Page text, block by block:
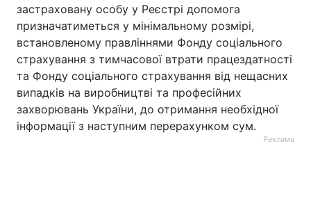
застраховану особу у Реєстрі допомога
призначатиметься у мінімальному розмірі,
встановленому правліннями Фонду соціального
страхування з тимчасової втрати працездатності
та Фонду соціального страхування від нещасних
випадків на виробництві та професійних
захворювань України, до отримання необхідної
інформації з наступним перерахунком сум.
Реклама